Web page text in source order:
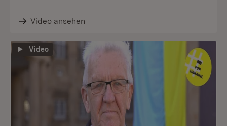
Video ansehen
Video